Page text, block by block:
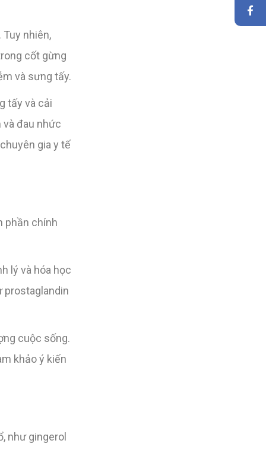
nhiên,
cốt gừng
và sưng tấy.
tấy và cải
đau nhức
gia y tế
phần chính
lý và hóa học
prostaglandin
cuộc sống.
khảo ý kiến
như gingerol